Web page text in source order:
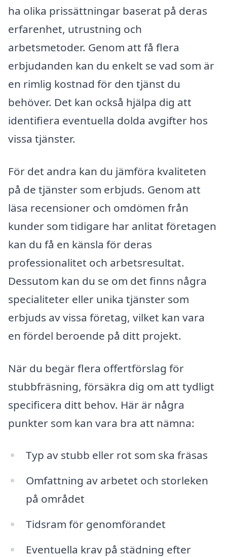
ha olika prissättningar baserat på deras
erfarenhet, utrustning och
arbetsmetoder. Genom att få flera
erbjudanden kan du enkelt se vad som är
en rimlig kostnad för den tjänst du
behöver. Det kan också hjälpa dig att
identifiera eventuella dolda avgifter hos
vissa tjänster.
För det andra kan du jämföra kvaliteten
på de tjänster som erbjuds. Genom att
läsa recensioner och omdömen från
kunder som tidigare har anlitat företagen
kan du få en känsla för deras
professionalitet och arbetsresultat.
Dessutom kan du se om det finns några
specialiteter eller unika tjänster som
erbjuds av vissa företag, vilket kan vara
en fördel beroende på ditt projekt.
När du begär flera offertförslag för
stubbfräsning, försäkra dig om att tydligt
specificera ditt behov. Här är några
punkter som kan vara bra att nämna:
Typ av stubb eller rot som ska fräsas
Omfattning av arbetet och storleken
på området
Tidsram för genomförandet
Eventuella krav på städning efter